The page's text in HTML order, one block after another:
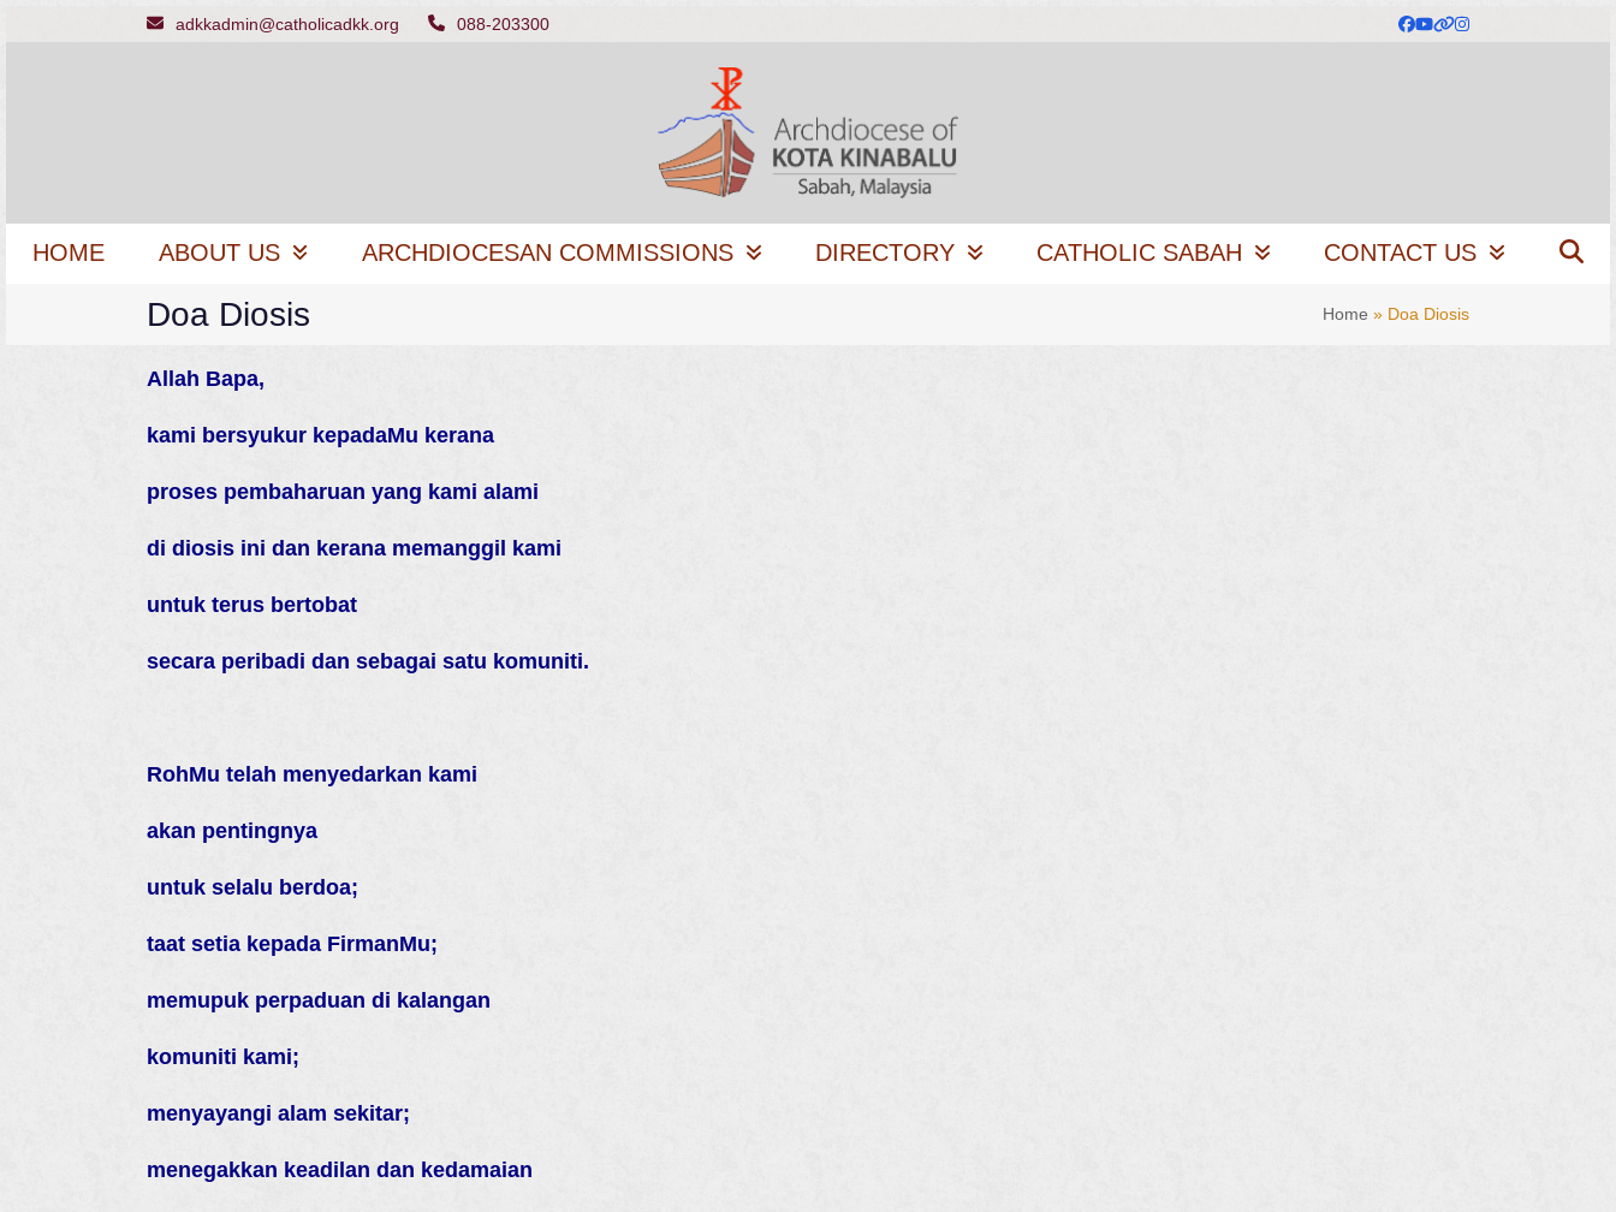
adkkadmin@catholicadkk.org 088-203300 Facebook
YouTube
Website
Instagram
HOME ABOUT US ARCHDIOCESAN COMMISSIONS DIRECTORY CATHOLIC SABAH CONTACT US
Doa Diosis Home » Doa Diosis
Allah Bapa,
kami bersyukur kepadaMu kerana
proses pembaharuan yang kami alami
di diosis ini dan kerana memanggil kami
untuk terus bertobat
secara peribadi dan sebagai satu komuniti.
RohMu telah menyedarkan kami
akan pentingnya
untuk selalu berdoa;
taat setia kepada FirmanMu;
memupuk perpaduan di kalangan
komuniti kami;
menyayangi alam sekitar;
menegakkan keadilan dan kedamaian